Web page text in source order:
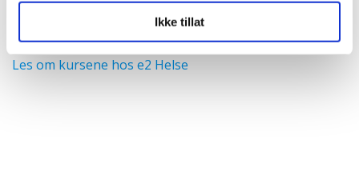
Ikke tillat
utdypende og kan kombineres med
sykefraværsseminaret 22.08.24.
Les om kursene hos e2 Helse